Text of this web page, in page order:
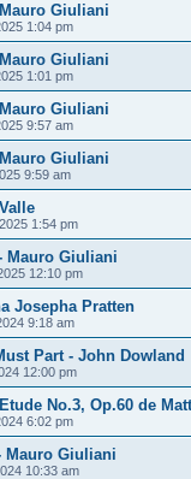
Giuliani
1:04 pm
Giuliani
1:01 pm
Giuliani
9:57 am
Giuliani
9:59 am
1:54 pm
Mauro Giuliani
12:10 pm
Josepha Pratten
9:18 am
Part - John Dowland
12:00 pm
No.3, Op.60 de
6:02 pm
Mauro Giuliani
10:33 am